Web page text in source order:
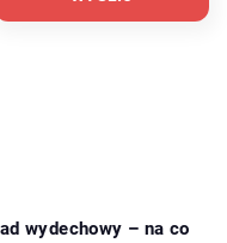
wydechowy – na co